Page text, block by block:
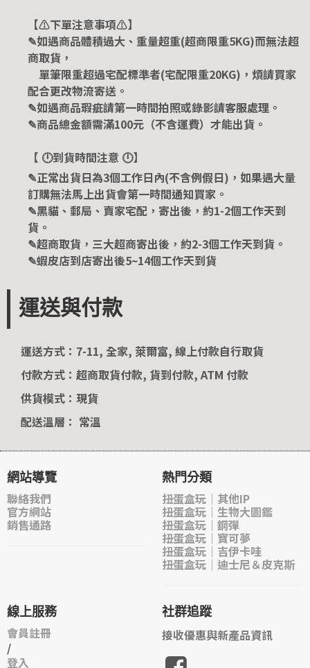
【⚠️下單注意事項⚠️】
✎如遇商品體積過大、重量超重(超商限重5KG)而無法超
商取貨，
單筆限重超過宅配標準者(宅配限重20KG)，煩請買家
配合更改物流寄送。
✎如遇商品瑕疵請第一時間拍照或錄影請客服處理。
✎商品總金額需滿100元（不含運費）才能出貨。
【 🕛到貨時間注意 🕛】
✎正常出貨日為3個工作日內(不含例假日)，如果遇大量
訂購無法馬上出貨會第一時間通知買家。
✎黑貓、郵局、賣家宅配，寄出後，約1-2個工作天到
貨。
✎超商取貨，三大超商寄出後，約2-3個工作天到貨。
✎蝦皮店到店寄出後5~14個工作天到貨
運送與付款
運送方式：7-11, 全家, 萊爾富, 線上付款自行取貨
付款方式：超商取貨付款, 貨到付款, ATM 付款
供貨模式：現貨
配送溫層： 常溫
網站導覽
聯絡我們
官方網站
銷售通路
熱門分類
扭蛋盒玩｜其他IP
扭蛋盒玩｜生物大圖鑑
扭蛋盒玩｜鋼彈
扭蛋盒玩｜寶可夢
扭蛋盒玩｜吉伊卡哇
扭蛋盒玩｜迪士尼＆皮克斯
線上服務
會員註冊
/
登入
社群追蹤
接收優惠與新產品資訊